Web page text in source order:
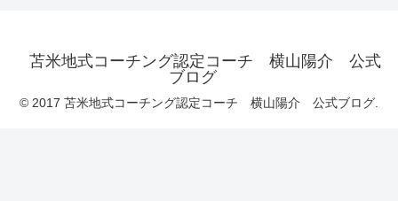
苫米地式コーチング認定コーチ 横山陽介 公式
ブログ
© 2017 苫米地式コーチング認定コーチ 横山陽介 公式ブログ.